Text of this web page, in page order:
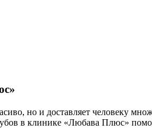
но и доставляет человеку
в клинике «Любава Плюс»